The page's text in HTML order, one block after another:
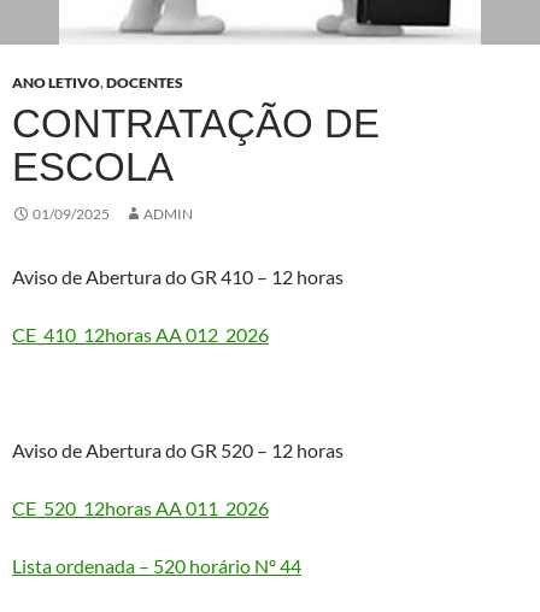
ANO LETIVO,DOCENTES
CONTRATAÇÃO DE
ESCOLA
01/09/2025 ADMIN
Aviso de Abertura do GR 410 – 12 horas
CE_410_12horas AA 012_2026
Aviso de Abertura do GR 520 – 12 horas
CE_520_12horas AA 011_2026
Lista ordenada – 520 horário Nº 44